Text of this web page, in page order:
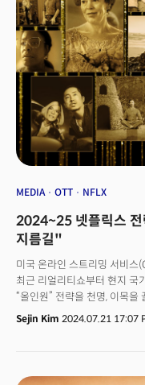
오히려 애플의 느린 AI 행보
낳고 있다.이제 AI 경쟁은 이
통제력이 승부를 가른다는 것
디즈니의 전략적 움직임은 미
보여준다. 👉 ‘특이점 가속화
2026년의 세계👉오픈AI는 왜
MEDIA OTT NFLX
2024~25 넷플릭스 전
지름길"
미국 온라인 스트리밍 서비스
최근 리얼리티쇼부터 현지 국
“올인원” 전략을 천명, 이목을
디즈니플러스와 반대 행보다.
데 있다. 선두 주자 넷플릭스
스포츠 채널 확대, 번들링(끼
Sejin Kim 2024.07.21 17:07